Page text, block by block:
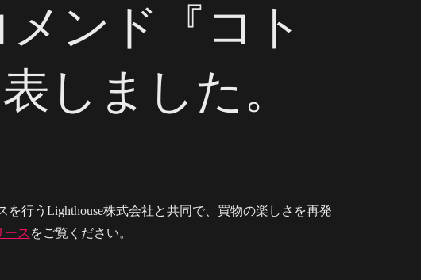
ンド『コト
しました。
行うLighthouse株式会社と共同で、買物の楽しさを再発
ース をご覧ください。